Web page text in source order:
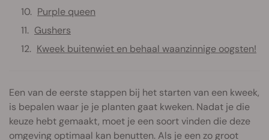
Purple queen
Gushers
Kweek buitenwiet en behaal waanzinnige oogsten!
Een van de eerste stappen bij het starten van een kweek,
is bepalen waar je je planten gaat kweken. Nadat je die
keuze hebt gemaakt, moet je een soort vinden die deze
omgeving optimaal kan benutten. Als je een zo groot